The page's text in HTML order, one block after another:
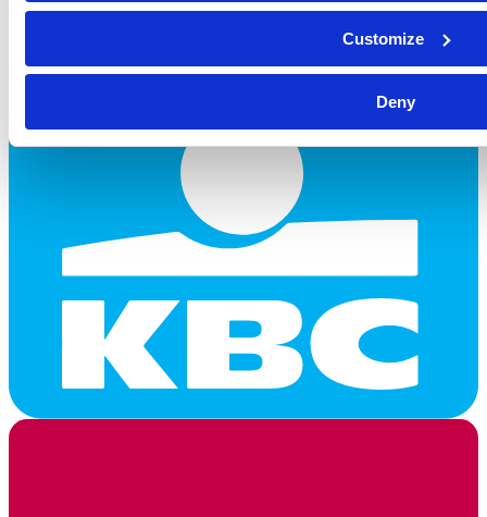
Customize
Deny